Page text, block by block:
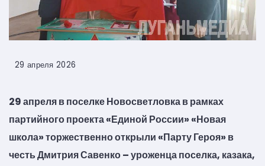
29 апреля 2026
29 апреля в поселке Новосветловка в рамках
партийного проекта «Единой России» «Новая
школа» торжественно открыли «Парту Героя» в
честь Дмитрия Савенко – уроженца поселка, казака,